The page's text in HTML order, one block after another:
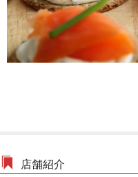
店舗紹介